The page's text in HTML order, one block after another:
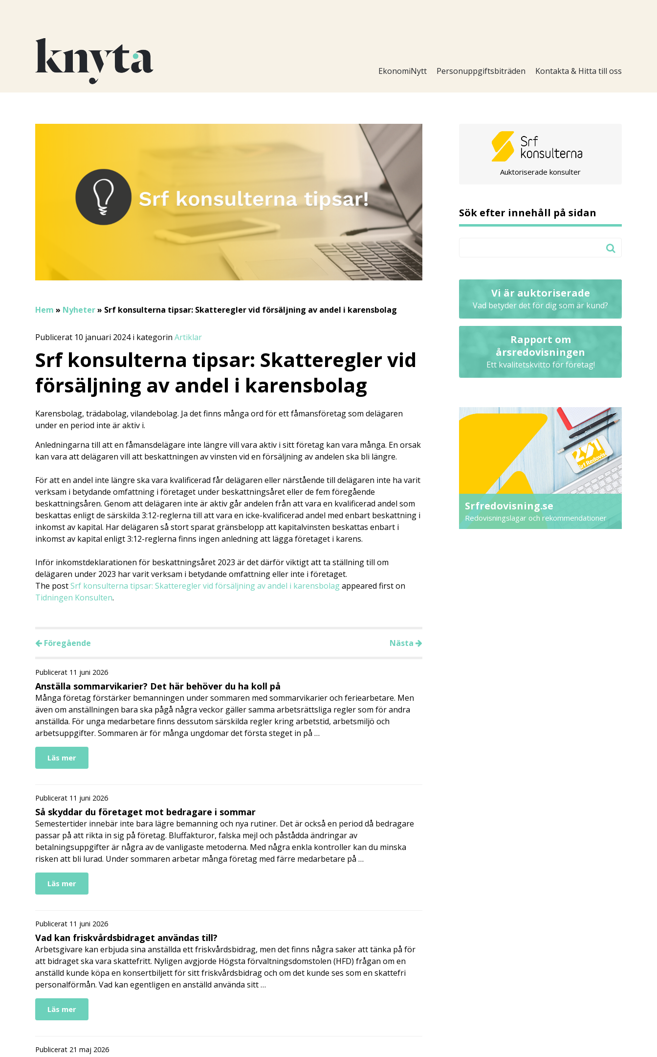
EkonomiNytt Personuppgiftsbiträden Kontakta & Hitta till oss
Hem » Nyheter» Srf konsulterna tipsar: Skatteregler vid försäljning av andel i karensbolag
Publicerat 10 januari 2024 i kategorin Artiklar
Srf konsulterna tipsar: Skatteregler vid
försäljning av andel i karensbolag
Karensbolag, trädabolag, vilandebolag. Ja det finns många ord för ett fåmansföretag som delägaren
under en period inte är aktiv i.
Anledningarna till att en fåmansdelägare inte längre vill vara aktiv i sitt företag kan vara många. En orsak
kan vara att delägaren vill att beskattningen av vinsten vid en försäljning av andelen ska bli längre.
För att en andel inte längre ska vara kvalificerad får delägaren eller närstående till delägaren inte ha varit
verksam i betydande omfattning i företaget under beskattningsåret eller de fem föregående
beskattningsåren. Genom att delägaren inte är aktiv går andelen från att vara en kvalificerad andel som
beskattas enligt de särskilda 3:12-reglerna till att vara en icke-kvalificerad andel med enbart beskattning i
inkomst av kapital. Har delägaren så stort sparat gränsbelopp att kapitalvinsten beskattas enbart i
inkomst av kapital enligt 3:12-reglerna finns ingen anledning att lägga företaget i karens.
Inför inkomstdeklarationen för beskattningsåret 2023 är det därför viktigt att ta ställning till om
delägaren under 2023 har varit verksam i betydande omfattning eller inte i företaget.
The postSrf konsulterna tipsar: Skatteregler vid försäljning av andel i karensbolagappeared first on
Tidningen Konsulten.
Föregående Nästa
Publicerat 11 juni 2026
Anställa sommarvikarier? Det här behöver du ha koll på
Många företag förstärker bemanningen under sommaren med sommarvikarier och feriearbetare. Men
även om anställningen bara ska pågå några veckor gäller samma arbetsrättsliga regler som för andra
anställda. För unga medarbetare finns dessutom särskilda regler kring arbetstid, arbetsmiljö och
arbetsuppgifter. Sommaren är för många ungdomar det första steget in på …
Läs mer
Publicerat 11 juni 2026
Så skyddar du företaget mot bedragare i sommar
Semestertider innebär inte bara lägre bemanning och nya rutiner. Det är också en period då bedragare
passar på att rikta in sig på företag. Bluffakturor, falska mejl och påstådda ändringar av
betalningsuppgifter är några av de vanligaste metoderna. Med några enkla kontroller kan du minska
risken att bli lurad. Under sommaren arbetar många företag med färre medarbetare på …
Läs mer
Publicerat 11 juni 2026
Vad kan friskvårdsbidraget användas till?
Arbetsgivare kan erbjuda sina anställda ett friskvårdsbidrag, men det finns några saker att tänka på för
att bidraget ska vara skattefritt. Nyligen avgjorde Högsta förvaltningsdomstolen (HFD) frågan om en
anställd kunde köpa en konsertbiljett för sitt friskvårdsbidrag och om det kunde ses som en skattefri
personalförmån. Vad kan egentligen en anställd använda sitt …
Läs mer
Publicerat 21 maj 2026
Auktoriserade konsulter
Sök efter innehåll på sidan
Vi är auktoriserade
Vad betyder det för dig som är kund?
Rapport om
årsredovisningen
Ett kvalitetskvitto för företag!
Srfredovisning.se
Redovisningslagar och rekommendationer